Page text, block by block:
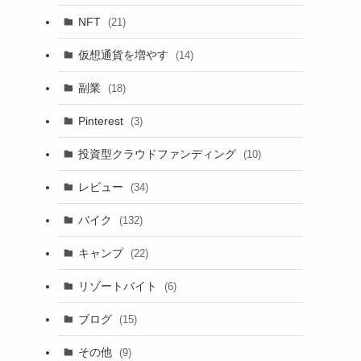
NFT (21)
仮想通貨を増やす (14)
副業 (18)
Pinterest (3)
投資型クラウドファンディング (10)
レビュー (34)
バイク (132)
キャンプ (22)
リゾートバイト (6)
ブログ (15)
その他 (9)